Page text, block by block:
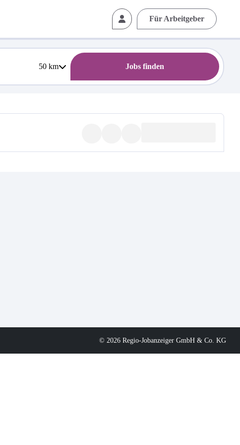
Für Arbeitgeber
50km Jobs finden
© 2026 Regio-Jobanzeiger GmbH & Co. KG